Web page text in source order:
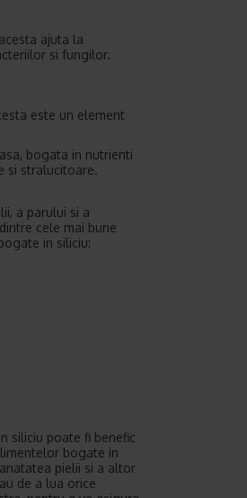
ajuta la
si fungilor.
este un element
bogata in nutrienti
si stralucitoare.
a parului si a
cele mai bune
in siliciu:
siliciu poate fi benefic
bogate in
pielii si a altor
de a lua orice